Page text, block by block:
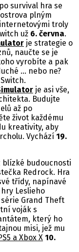
survival hra se
plným
troly
už 6. června.
je strategie o
naučte se je
vyrobíte a pak
… nebo ne?
je asi vše,
Budujte
až po
život každému
kreativity, aby
Vychází 19.
budoucnosti
Redrock. Hra
třídy, napínavé
Leslieho
Grand Theft
voják s
který ho
misi, jež mu
a Xbox X 10.